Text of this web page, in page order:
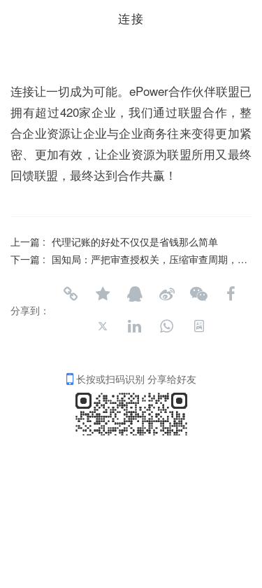
连接
连接让一切成为可能。ePower合作伙伴联盟已
拥有超过420家企业，我们通过联盟合作，整
合企业资源让企业与企业商务往来变得更加紧
密、更加有效，让企业资源为联盟所用又最终
回馈联盟，最终达到合作共赢！
上一篇 : 代理记账的好处不仅仅是省钱那么简单
下一篇 : 国知局：严把审查授权关，压缩审查周期，改进业务管理！
分享到：
长按或扫码识别 分享给好友